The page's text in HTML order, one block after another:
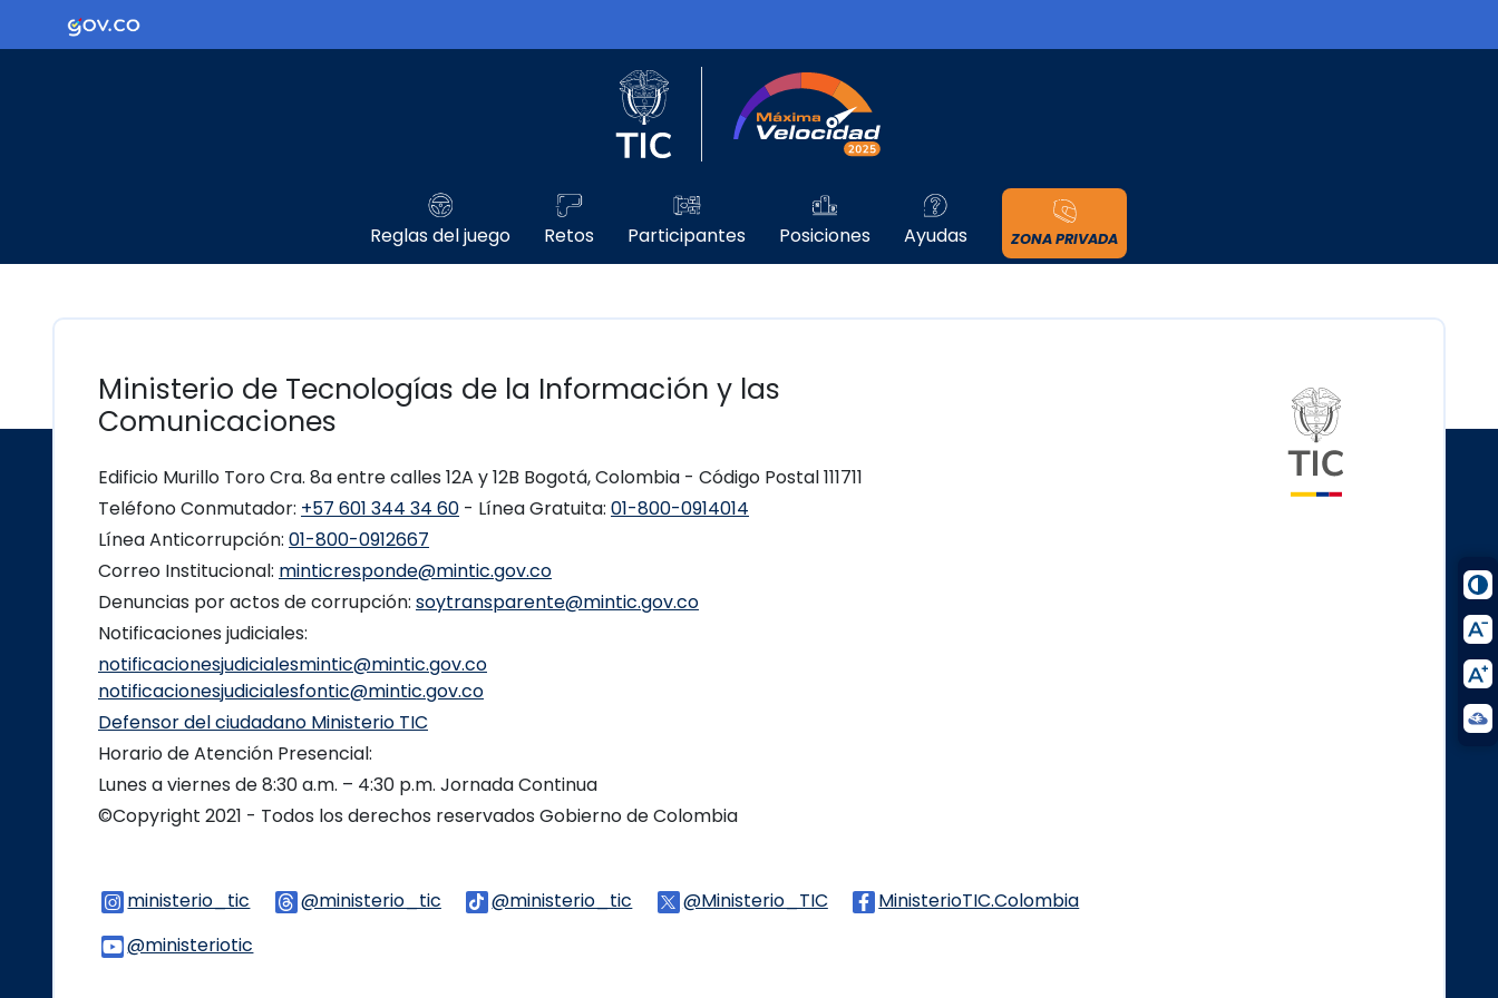
Ir al contenido principalLogo Gobierno de Colombia
Logo del Ministerio TIC
Reglas del juego Retos Participantes Posiciones Ayudas ZONA PRIVADA
Ministerio de Tecnologías de la Información y las
Comunicaciones
Edificio Murillo Toro Cra. 8a entre calles 12A y 12B Bogotá, Colombia - Código Postal 111711
Teléfono Conmutador: +57 601 344 34 60 - Línea Gratuita: 01-800-0914014
Línea Anticorrupción: 01-800-0912667
Correo Institucional: minticresponde@mintic.gov.co
Denuncias por actos de corrupción: soytransparente@mintic.gov.co
Notificaciones judiciales:
notificacionesjudicialesmintic@mintic.gov.co
notificacionesjudicialesfontic@mintic.gov.co
Defensor del ciudadano Ministerio TIC
Horario de Atención Presencial:
Lunes a viernes de 8:30 a.m. – 4:30 p.m. Jornada Continua
©Copyright 2021 - Todos los derechos reservados Gobierno de Colombia
ministerio_tic Logo Instagram
@ministerio_tic Logo Threads
@ministerio_tic Logo Tiktok
@Ministerio_TIC Logo Twitter
MinisterioTIC.Colombia
@ministeriotic